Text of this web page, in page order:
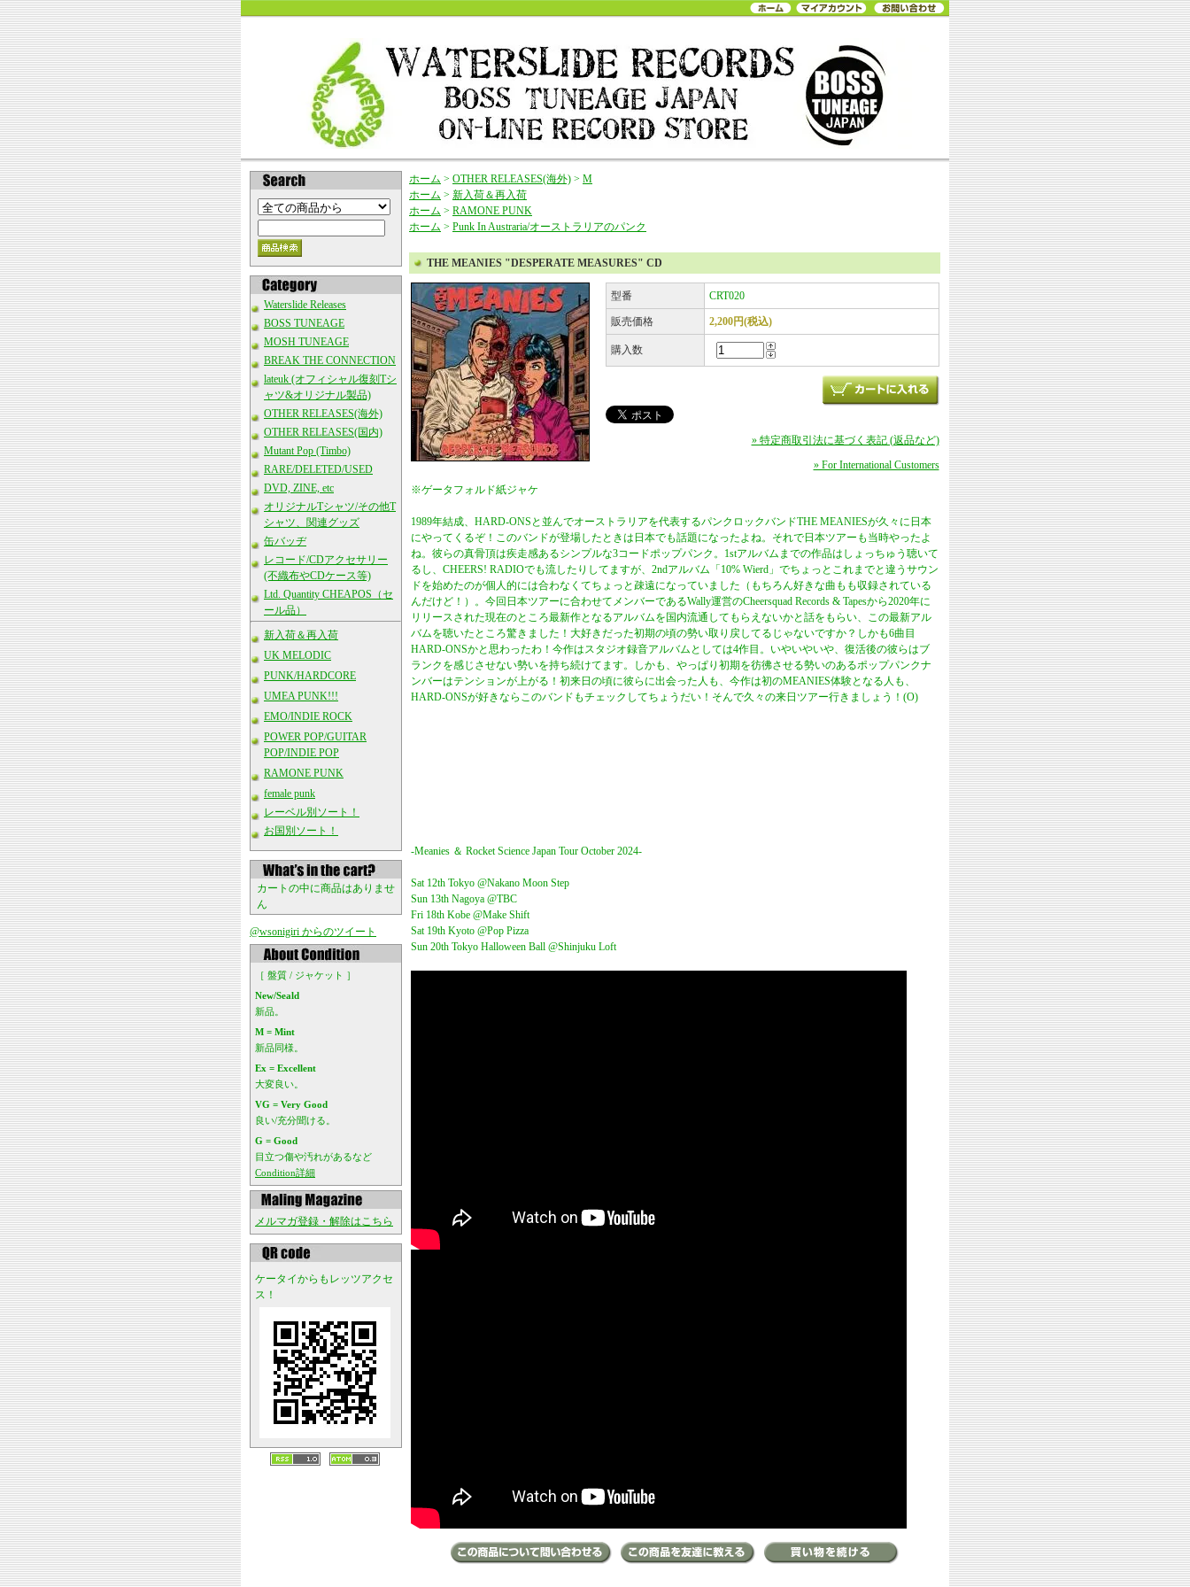
Waterslide Releases
BOSS TUNEAGE
MOSH TUNEAGE
BREAK THE CONNECTION
lateuk (オフィシャル復刻Tシ
ャツ&オリジナル製品)
OTHER RELEASES(海外)
OTHER RELEASES(国内)
Mutant Pop (Timbo)
RARE/DELETED/USED
DVD, ZINE, etc
オリジナルTシャツ/その他T
シャツ、関連グッズ
缶バッヂ
レコード/CDアクセサリー
(不織布やCDケース等)
Ltd. Quantity CHEAPOS（セ
ール品）
新入荷＆再入荷
UK MELODIC
PUNK/HARDCORE
UMEA PUNK!!!
EMO/INDIE ROCK
POWER POP/GUITAR
POP/INDIE POP
RAMONE PUNK
female punk
レーベル別ソート！
お国別ソート！
カートの中に商品はありませ
ん
@wsonigiri からのツイート
［ 盤質 / ジャケット ］
New/Seald
新品。
M = Mint
新品同様。
Ex = Excellent
大変良い。
VG = Very Good
良い/充分聞ける。
G = Good
目立つ傷や汚れがあるなど
Condition詳細
メルマガ登録・解除はこちら
ケータイからもレッツアクセ
ス！
ホーム > OTHER RELEASES(海外) > M
ホーム > 新入荷＆再入荷
ホーム > RAMONE PUNK
ホーム > Punk In Austraria/オーストラリアのパンク
THE MEANIES "DESPERATE MEASURES" CD
型番 CRT020
販売価格 2,200円(税込)
購入数
» 特定商取引法に基づく表記 (返品など)
» For International Customers
※ゲータフォルド紙ジャケ
1989年結成、HARD-ONSと並んでオーストラリアを代表するパンクロックバンドTHE MEANIESが久々に日本
にやってくるぞ！このバンドが登場したときは日本でも話題になったよね。それで日本ツアーも当時やったよ
ね。彼らの真骨頂は疾走感あるシンプルな3コードポップパンク。1stアルバムまでの作品はしょっちゅう聴いて
るし、CHEERS! RADIOでも流したりしてますが、2ndアルバム「10% Wierd」でちょっとこれまでと違うサウン
ドを始めたのが個人的には合わなくてちょっと疎遠になっていました（もちろん好きな曲もも収録されている
んだけど！）。今回日本ツアーに合わせてメンバーであるWally運営のCheersquad Records & Tapesから2020年に
リリースされた現在のところ最新作となるアルバムを国内流通してもらえないかと話をもらい、この最新アル
バムを聴いたところ驚きました！大好きだった初期の頃の勢い取り戻してるじゃないですか？しかも6曲目
HARD-ONSかと思わったわ！今作はスタジオ録音アルバムとしては4作目。いやいやいや、復活後の彼らはブ
ランクを感じさせない勢いを持ち続けてます。しかも、やっぱり初期を彷彿させる勢いのあるポップパンクナ
ンバーはテンションが上がる！初来日の頃に彼らに出会った人も、今作は初のMEANIES体験となる人も、
HARD-ONSが好きならこのバンドもチェックしてちょうだい！そんで久々の来日ツアー行きましょう！(O)
-Meanies ＆ Rocket Science Japan Tour October 2024-
Sat 12th Tokyo @Nakano Moon Step
Sun 13th Nagoya @TBC
Fri 18th Kobe @Make Shift
Sat 19th Kyoto @Pop Pizza
Sun 20th Tokyo Halloween Ball @Shinjuku Loft